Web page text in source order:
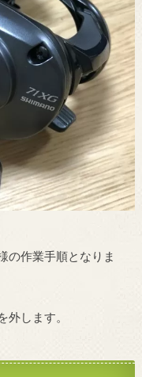
の作業手順となりま
外します。